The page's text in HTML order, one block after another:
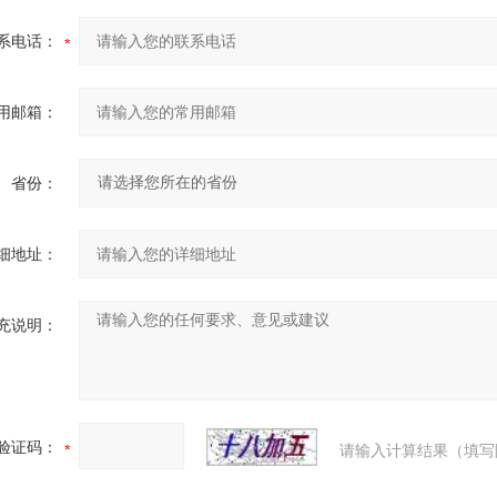
电话：
邮箱：
省份：
地址：
说明：
证码： 请输入计算结果（填